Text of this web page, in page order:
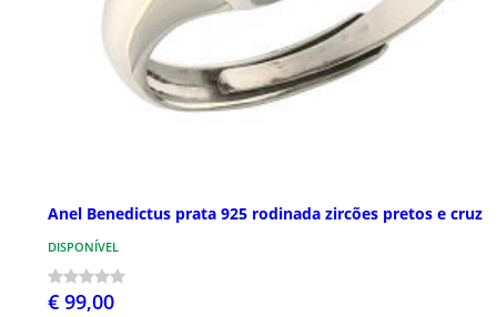
Anel Benedictus prata 925 rodinada zircões pretos e cruz
DISPONÍVEL
€ 99,00